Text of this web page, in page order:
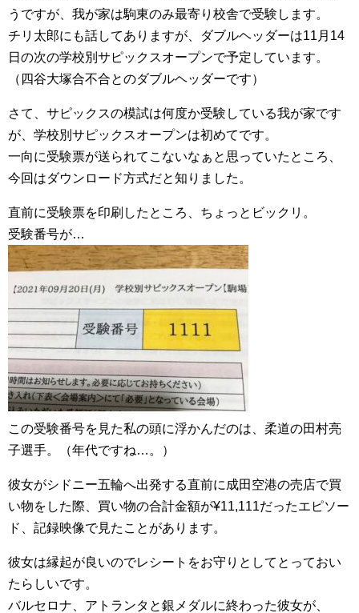
うですが、我が家は駒東のみ最寄り校舎で受験します。
チリ太郎にも話してありますが、ダブルヘッダーは11月14
日の次の学校別サピックスオープンで予定しています。
（四谷大塚合不合とのダブルヘッダーです）
さて、サピックスの模試は何度か受験している我が家です
が、学校別サピックスオープンは初めてです。
一向に受験票が送られてこないなぁと思っていたところ、
今回はダウンロード方式だと知りました。
直前に受験票を印刷したところ、ちょっとビックリ。
受験番号が…
この受験番号を見た私の頭に浮かんだのは、柔道の田村亮
子選手。（年代ですね…。）
彼女がシドニー五輪へ出発する直前に成田空港の売店で買
い物をした際、買い物の合計金額が¥11,111だったエピソー
ド、記録映像で見たことがあります。
彼女は縁起が良いのでレシートをお守りとしてとっておい
たらしいです。
バルセロナ、アトランタと銀メダルに終わった彼女が、